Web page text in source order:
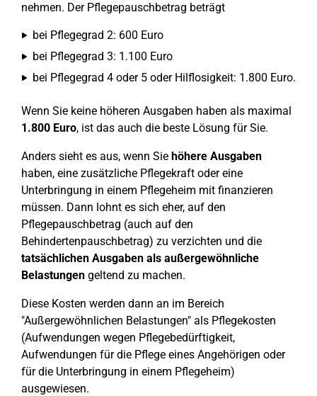
nehmen. Der Pflegepauschbetrag beträgt
bei Pflegegrad 2: 600 Euro
bei Pflegegrad 3: 1.100 Euro
bei Pflegegrad 4 oder 5 oder Hilflosigkeit: 1.800 Euro.
Wenn Sie keine höheren Ausgaben haben als maximal
1.800 Euro, ist das auch die beste Lösung für Sie.
Anders sieht es aus, wenn Sie höhere Ausgaben
haben, eine zusätzliche Pflegekraft oder eine
Unterbringung in einem Pflegeheim mit finanzieren
müssen. Dann lohnt es sich eher, auf den
Pflegepauschbetrag (auch auf den
Behindertenpauschbetrag) zu verzichten und die
tatsächlichen Ausgaben als außergewöhnliche
Belastungen geltend zu machen.
Diese Kosten werden dann an im Bereich
"Außergewöhnlichen Belastungen" als Pflegekosten
(Aufwendungen wegen Pflegebedürftigkeit,
Aufwendungen für die Pflege eines Angehörigen oder
für die Unterbringung in einem Pflegeheim)
ausgewiesen.